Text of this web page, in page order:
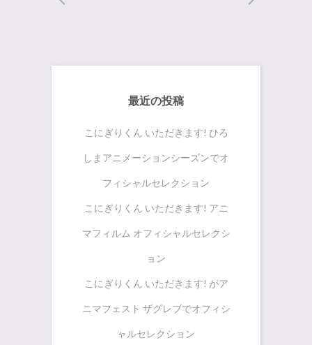
最近の投稿
こにぎりくん いただきます! ひろ
しまアニメーションシーズンでオ
フィシャルセレクション
こにぎりくん いただきます! アニ
マフィルム オフィシャルセレクシ
ョン
こにぎりくん いただきます! がア
ニマフェスト ザグレブでオフィシ
ャルセレクション